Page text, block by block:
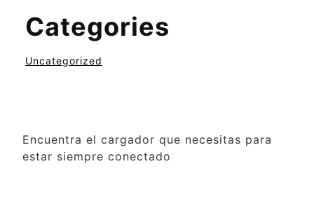
Categories
Uncategorized
Encuentra el cargador que necesitas para
estar siempre conectado